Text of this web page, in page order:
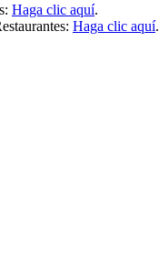
Haga clic aquí.
Haga clic aquí.